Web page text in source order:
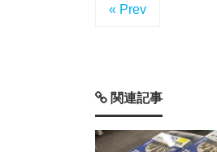
« Prev
関連記事